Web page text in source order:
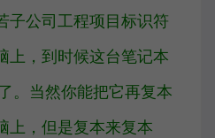
子公司工程项目标识符
上，到时候这台笔记本
。当然你能把它再复本
上，但是复本来复本